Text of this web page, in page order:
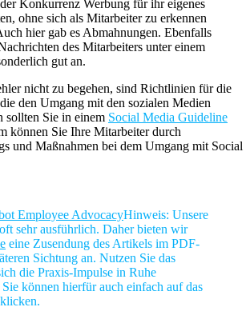
Konkurrenz Werbung für ihr eigenes
ohne sich als Mitarbeiter zu erkennen
hier gab es Abmahnungen. Ebenfalls
des Mitarbeiters unter einem
gut an.
nicht zu begehen, sind Richtlinien für die
den Umgang mit den sozialen Medien
sollten Sie in einem Social Media Guideline
können Sie Ihre Mitarbeiter durch
und Maßnahmen bei dem Umgang mit Social
Hinweis: Unsere
sehr ausführlich. Daher bieten wir
eine Zusendung des Artikels im PDF-
Sichtung an. Nutzen Sie das
die Praxis-Impulse in Ruhe
können hierfür auch einfach auf das